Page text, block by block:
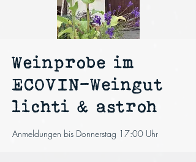
Weinprobe im
ECOVIN-Weingut
lichti & astroh
Anmeldungen bis Donnerstag 17:00 Uhr